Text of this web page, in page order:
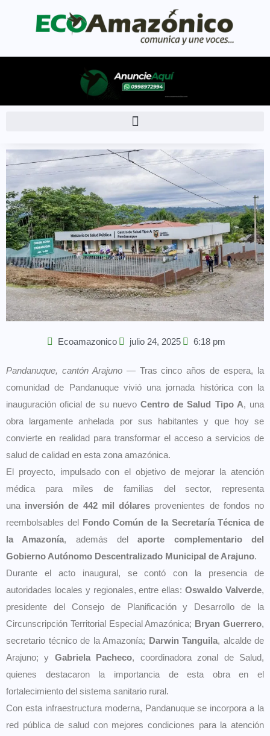
Ecoamazonico julio 24, 2025 6:18 pm
Pandanuque, cantón Arajuno— Tras cinco años de espera, la
comunidad de Pandanuque vivió una jornada histórica con la
inauguración oficial de su nuevo Centro de Salud Tipo A, una
obra largamente anhelada por sus habitantes y que hoy se
convierte en realidad para transformar el acceso a servicios de
salud de calidad en esta zona amazónica.
El proyecto, impulsado con el objetivo de mejorar la atención
médica para miles de familias del sector, representa
una inversión de 442 mil dólares provenientes de fondos no
reembolsables del Fondo Común de la Secretaría Técnica de
la Amazonía, además delaporte complementario del
Gobierno Autónomo Descentralizado Municipal de Arajuno.
Durante el acto inaugural, se contó con la presencia de
autoridades locales y regionales, entre ellas:Oswaldo Valverde,
presidente del Consejo de Planificación y Desarrollo de la
Circunscripción Territorial Especial Amazónica; Bryan Guerrero,
secretario técnico de la Amazonía; Darwin Tanguila, alcalde de
Arajuno; y Gabriela Pacheco, coordinadora zonal de Salud,
quienes destacaron la importancia de esta obra en el
fortalecimiento del sistema sanitario rural.
Con esta infraestructura moderna, Pandanuque se incorpora a la
red pública de salud con mejores condiciones para la atención